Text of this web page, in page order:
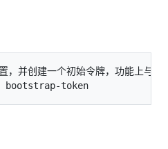
，并创建一个初始令牌，功能上